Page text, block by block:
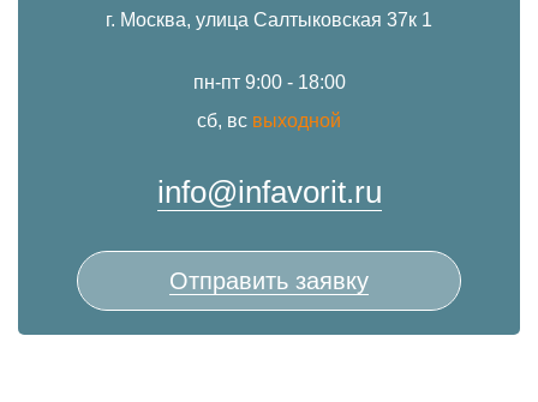
г. Москва, улица Салтыковская 37к 1
пн-пт 9:00 - 18:00
сб, вс выходной
info@infavorit.ru
Отправить заявку